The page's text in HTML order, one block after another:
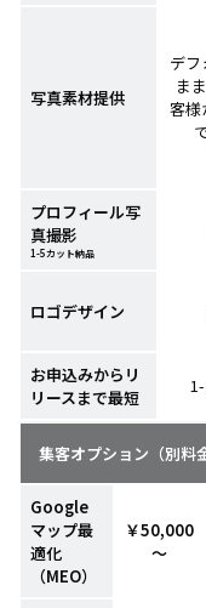
写真素材提供
デフ
ま
客様
プロフィール写
真撮影
1-5カット納品
ロゴデザイン
お申込みからリ
リースまで最短
集客オプション（別料金
Google
マップ最
適化
（MEO）
￥50,000
～